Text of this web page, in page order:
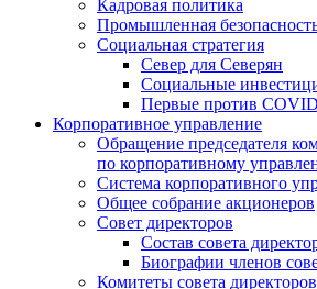
Кадровая политика
Промышленная
Социальная стратегия
Север для Северян
Социальные
Первые против
Корпоративное управление
Обращение председателя
по корпоративному
Система корпоративного
Общее собрание акционеров
Совет директоров
Состав совета
Биографии членов
Комитеты совета директоров